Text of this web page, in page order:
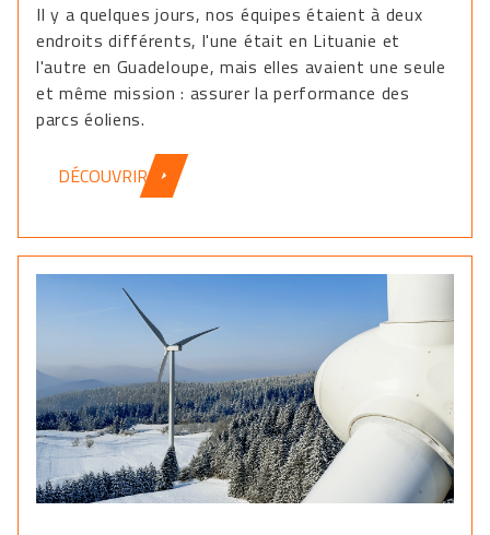
Il y a quelques jours, nos équipes étaient à deux
endroits différents, l'une était en Lituanie et
l'autre en Guadeloupe, mais elles avaient une seule
et même mission : assurer la performance des
parcs éoliens.
DÉCOUVRIR